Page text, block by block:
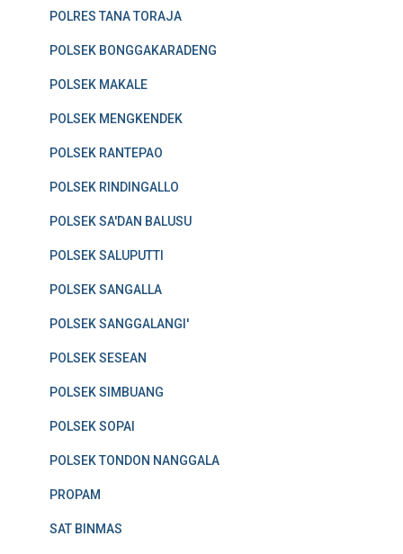
POLRES TANA TORAJA
POLSEK BONGGAKARADENG
POLSEK MAKALE
POLSEK MENGKENDEK
POLSEK RANTEPAO
POLSEK RINDINGALLO
POLSEK SA'DAN BALUSU
POLSEK SALUPUTTI
POLSEK SANGALLA
POLSEK SANGGALANGI'
POLSEK SESEAN
POLSEK SIMBUANG
POLSEK SOPAI
POLSEK TONDON NANGGALA
PROPAM
SAT BINMAS